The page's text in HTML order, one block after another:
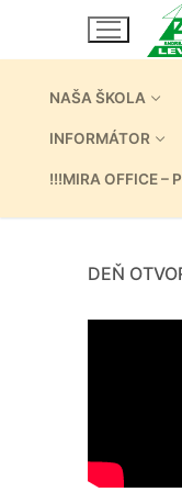
NAŠA ŠKOLA
INFORMÁTOR
!!!MIRA OFFICE –
DEŇ